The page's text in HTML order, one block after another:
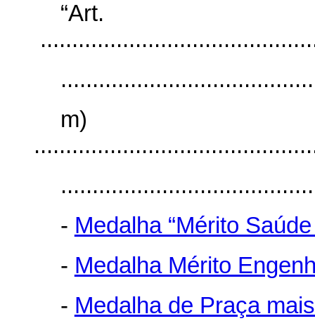
m)
- Medalha “Mérito
- Medalha Mérito
- Medalha de Praça